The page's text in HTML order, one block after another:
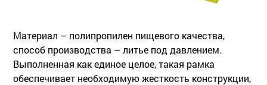
Материал – полипропилен пищевого качества,
способ производства – литье под давлением.
Выполненная как единое целое, такая рамка
обеспечивает необходимую жесткость конструкции,